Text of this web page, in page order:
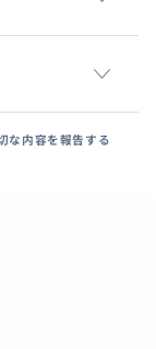
スポットなの
！
な内容を報告する